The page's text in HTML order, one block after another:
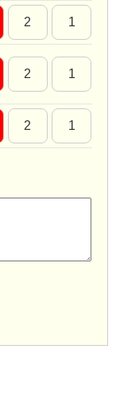
2 1
2 1
2 1